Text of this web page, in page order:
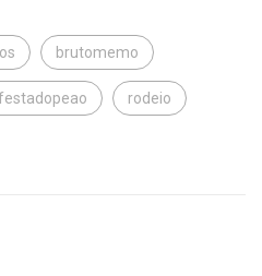
brutomemo
rodeio